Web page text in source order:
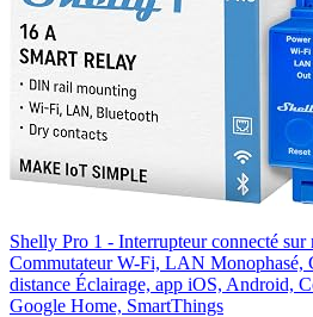
Shelly Pro 1 - Interrupteur connecté
Commutateur W-Fi, LAN Monophasé,
distance Éclairage, app iOS, Android,
Google Home, SmartThings